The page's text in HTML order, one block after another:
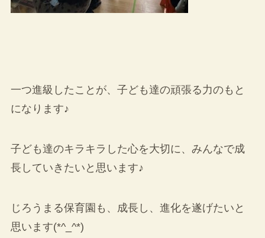
一つ進級したことが、子ども達の頑張る力のもと
になります♪
子ども達のキラキラした心を大切に、みんなで成
長していきたいと思います♪
じろうまる保育園も、成長し、進化を遂げたいと
思います(*^_^*)